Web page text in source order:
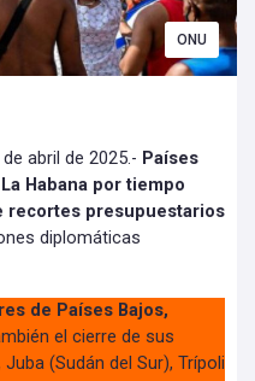
ONU
de abril de 2025.- Países
Habana por tiempo
recortes presupuestarios
diplomáticas
de Países Bajos,
el cierre de sus
(Sudán del Sur), Trípoli